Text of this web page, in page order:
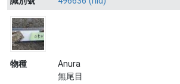
物種
Anura
無尾目